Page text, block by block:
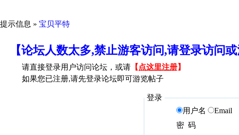
提示信息 » 宝贝平特
【论坛人数太多,禁止游客访问,请登录访问
请直接登录用户访问论坛，或请 【 点这里注册】
如果您已注册,请先登录论坛即可游览帖子
登录
用户名
Email
密 码